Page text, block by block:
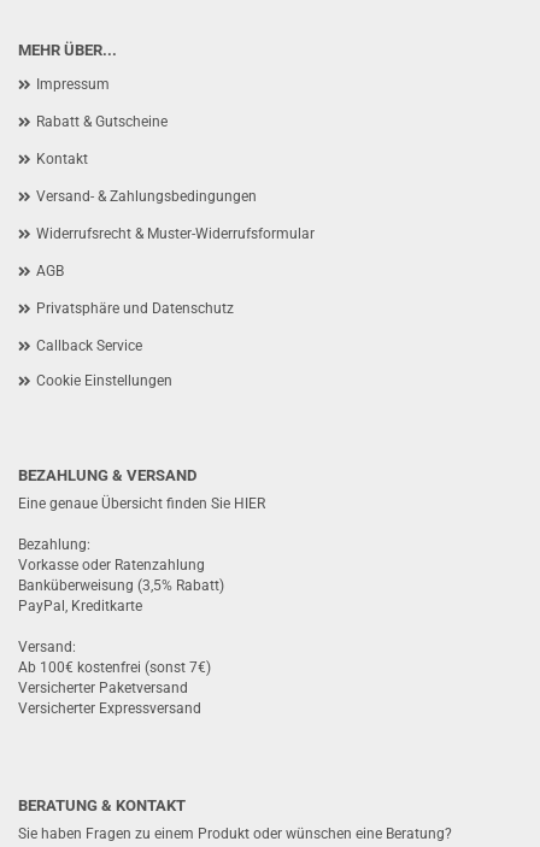
MEHR ÜBER...
Impressum
Rabatt & Gutscheine
Kontakt
Versand- & Zahlungsbedingungen
Widerrufsrecht & Muster-Widerrufsformular
AGB
Privatsphäre und Datenschutz
Callback Service
Cookie Einstellungen
BEZAHLUNG & VERSAND
Eine genaue Übersicht finden Sie HIER
Bezahlung:
Vorkasse oder Ratenzahlung
Banküberweisung (3,5% Rabatt)
PayPal, Kreditkarte
Versand:
Ab 100€ kostenfrei (sonst 7€)
Versicherter Paketversand
Versicherter Expressversand
BERATUNG & KONTAKT
Sie haben Fragen zu einem Produkt oder wünschen eine Beratung?